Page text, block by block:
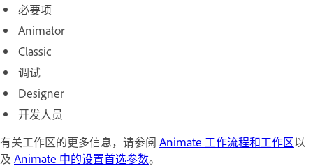
必要项
Animator
Classic
调试
Designer
开发人员
有关工作区的更多信息，请参阅 Animate 工作流程和工作区以
及 Animate 中的设置首选参数。